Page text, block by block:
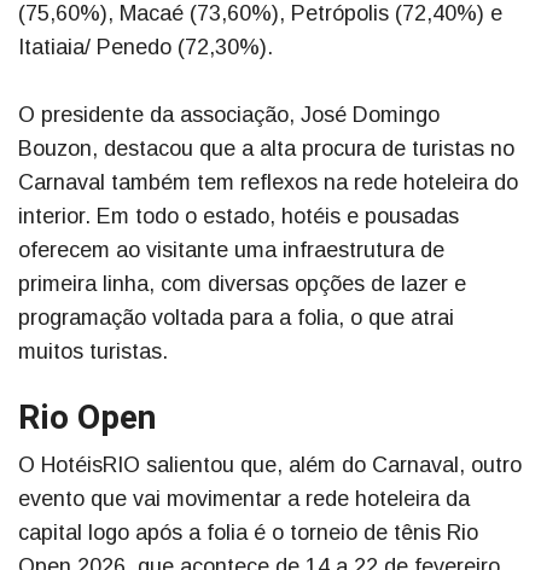
(75,60%), Macaé (73,60%), Petrópolis (72,40%) e
Itatiaia/ Penedo (72,30%).
O presidente da associação, José Domingo
Bouzon, destacou que a alta procura de turistas no
Carnaval também tem reflexos na rede hoteleira do
interior. Em todo o estado, hotéis e pousadas
oferecem ao visitante uma infraestrutura de
primeira linha, com diversas opções de lazer e
programação voltada para a folia, o que atrai
muitos turistas.
Rio Open
O HotéisRIO salientou que, além do Carnaval, outro
evento que vai movimentar a rede hoteleira da
capital logo após a folia é o torneio de tênis Rio